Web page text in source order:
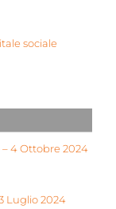
sociale
– 4 Ottobre 2024
Luglio 2024